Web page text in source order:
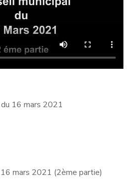
16 mars 2021
mars 2021 (2ème partie)